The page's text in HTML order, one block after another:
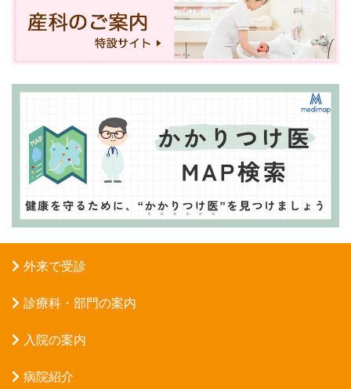
外来で受診
診療科・部門の案内
入院の案内
病院紹介